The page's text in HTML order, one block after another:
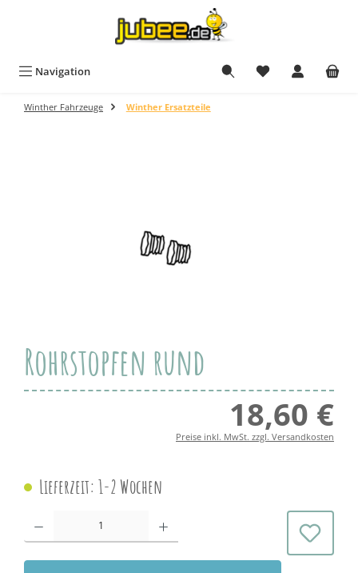
Navigation
Winther Fahrzeuge Winther Ersatzteile
Rohrstopfen rund
18,60 €
Preise inkl. MwSt. zzgl. Versandkosten
Lieferzeit: 1-2 Wochen
Produkt Anzahl: Gib den gewünschten Wert ein oder benutze die